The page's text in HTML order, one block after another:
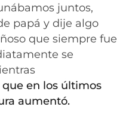
juntos,
papá y dije algo
que siempre fue
se
que en los últimos
aumentó.